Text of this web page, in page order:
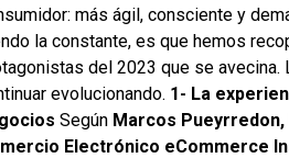
más ágil, consciente y
la constante, es que hemos
del 2023 que se
evolucionando. 1- La
Según Marcos
Electrónico eCommerce